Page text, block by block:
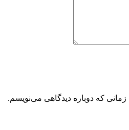
که دوباره دیدگاهی می‌نویسم.